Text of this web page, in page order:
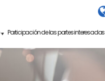
Participación de las partes interesadas